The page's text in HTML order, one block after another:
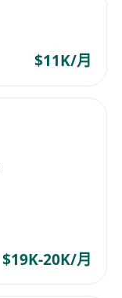
$11K/月
$19K-20K/月